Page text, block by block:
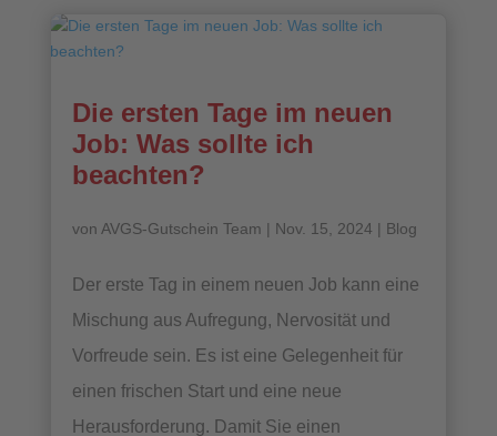
Die ersten Tage im neuen
Job: Was sollte ich
beachten?
von AVGS-Gutschein Team | Nov. 15, 2024 | Blog
Der erste Tag in einem neuen Job kann eine
Mischung aus Aufregung, Nervosität und
Vorfreude sein. Es ist eine Gelegenheit für
einen frischen Start und eine neue
Herausforderung. Damit Sie einen